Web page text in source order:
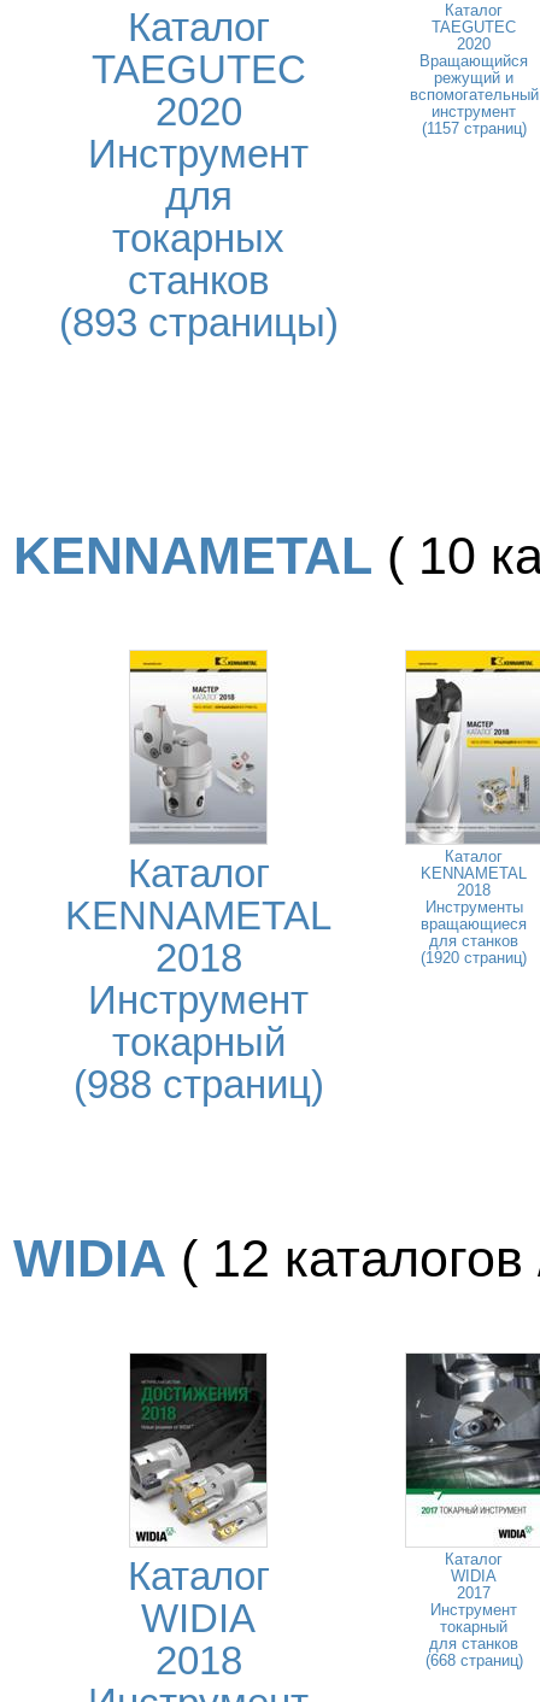
Каталог
TAEGUTEC
2020
Инструмент
для
токарных
станков
(893 страницы)
Каталог
TAEGUTEC
2020
Вращающийся
режущий и
вспомогательный
инструмент
(1157 страниц)
KENNAMETAL ( 10
Каталог
KENNAMETAL
2018
Инструмент
токарный
(988 страниц)
Каталог
KENNAMETAL
2018
Инструменты
вращающиеся
для станков
(1920 страниц)
WIDIA ( 12
Каталог
WIDIA
2018
Каталог
WIDIA
2017
Инструмент
токарный
для станков
(668 страниц)